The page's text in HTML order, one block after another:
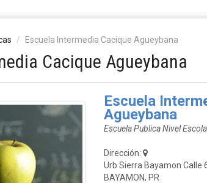
Escuela Intermedia Cacique Agueybana
Cacique Agueybana
Escuela
Agueybana
Escuela Publica Nivel
Dirección:
Urb Sierra Bayamon Calle
BAYAMON, PR